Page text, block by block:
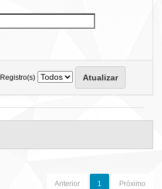
Registro(s)
Anterior 1 Próximo